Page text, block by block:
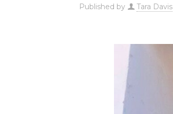
Published by Tara Davis